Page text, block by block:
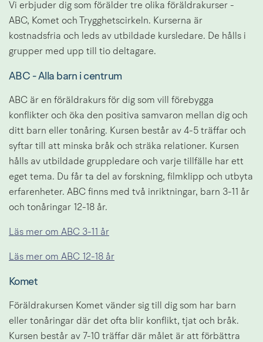
Vi erbjuder dig som förälder tre olika föräldrakurser -
ABC, Komet och Trygghetscirkeln. Kurserna är
kostnadsfria och leds av utbildade kursledare. De hålls i
grupper med upp till tio deltagare.
ABC - Alla barn i centrum
ABC är en föräldrakurs för dig som vill förebygga
konflikter och öka den positiva samvaron mellan dig och
ditt barn eller tonåring. Kursen består av 4-5 träffar och
syftar till att minska bråk och sträka relationer. Kursen
hålls av utbildade gruppledare och varje tillfälle har ett
eget tema. Du får ta del av forskning, filmklipp och utbyta
erfarenheter. ABC finns med två inriktningar, barn 3-11 år
och tonåringar 12-18 år.
Läs mer om ABC 3-11 år
Läs mer om ABC 12-18 år
Komet
Föräldrakursen Komet vänder sig till dig som har barn
eller tonåringar där det ofta blir konflikt, tjat och bråk.
Kursen består av 7-10 träffar där målet är att förbättra